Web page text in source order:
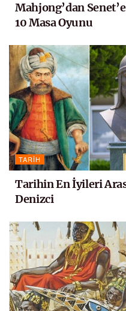
Mahjong’dan
10 Masa Oyunu
TARIH
Tarihin En İyileri
Denizci